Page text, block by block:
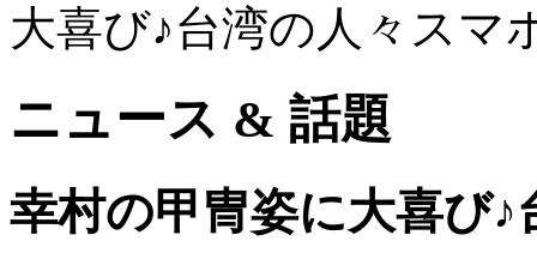
大喜び♪台湾の人々スマ
ニュース & 話題
幸村の甲冑姿に大喜び